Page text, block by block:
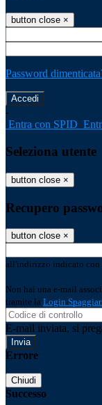
button close ×
Password
-
Entra con SPID
Seleziona utente
button close ×
Recupero
button close ×
all'indirizzo indicato con
Non hai una e-mail
tramite la Login
E-mail inviata, si
Errore
Chiudi
Successo